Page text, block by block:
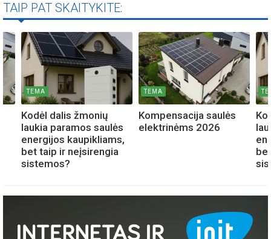
TAIP PAT SKAITYKITE:
TEMA
Kodėl dalis žmonių
laukia paramos saulės
energijos kaupikliams,
bet taip ir neįsirengia
sistemos?
TEMA
Kompensacija saulės
elektrinėms 2026